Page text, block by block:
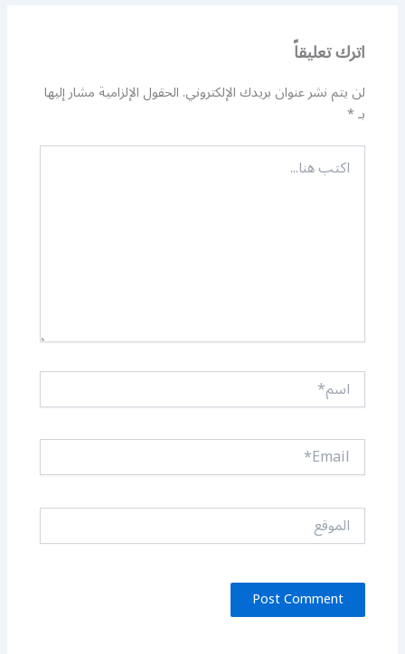
اترك تعليقاً
لن يتم نشر عنوان بريدك الإلكتروني.الحقول الإلزامية مشار إليها
بـ*
اكتب
هنا...
اسم*
Email*
الموقع